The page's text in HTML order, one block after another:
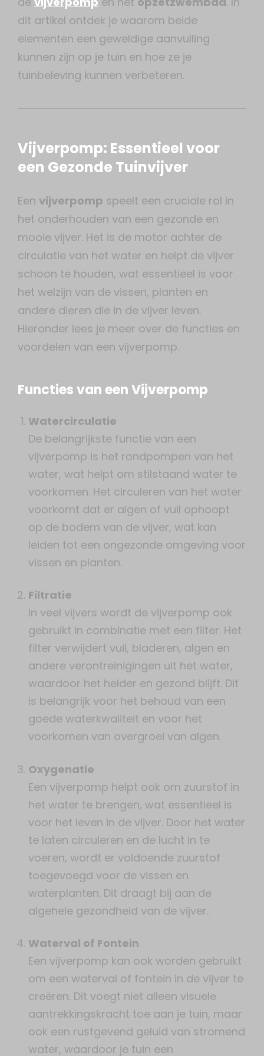
dit artikel ontdek je waarom beide
elementen een geweldige aanvulling
kunnen zijn op je tuin en hoe ze je
tuinbeleving kunnen verbeteren.
Vijverpomp: Essentieel voor
een Gezonde Tuinvijver
Een vijverpomp speelt een cruciale rol in
het onderhouden van een gezonde en
mooie vijver. Het is de motor achter de
circulatie van het water en helpt de vijver
schoon te houden, wat essentieel is voor
het welzijn van de vissen, planten en
andere dieren die in de vijver leven.
Hieronder lees je meer over de functies en
voordelen van een vijverpomp.
Functies van een Vijverpomp
Watercirculatie
De belangrijkste functie van een
vijverpomp is het rondpompen van het
water, wat helpt om stilstaand water te
voorkomen. Het circuleren van het water
voorkomt dat er algen of vuil ophoopt
op de bodem van de vijver, wat kan
leiden tot een ongezonde omgeving voor
vissen en planten.
Filtratie
In veel vijvers wordt de vijverpomp ook
gebruikt in combinatie met een filter. Het
filter verwijdert vuil, bladeren, algen en
andere verontreinigingen uit het water,
waardoor het helder en gezond blijft. Dit
is belangrijk voor het behoud van een
goede waterkwaliteit en voor het
voorkomen van overgroei van algen.
Oxygenatie
Een vijverpomp helpt ook om zuurstof in
het water te brengen, wat essentieel is
voor het leven in de vijver. Door het water
te laten circuleren en de lucht in te
voeren, wordt er voldoende zuurstof
toegevoegd voor de vissen en
waterplanten. Dit draagt bij aan de
algehele gezondheid van de vijver.
Waterval of Fontein
Een vijverpomp kan ook worden gebruikt
om een waterval of fontein in de vijver te
creëren. Dit voegt niet alleen visuele
aantrekkingskracht toe aan je tuin, maar
ook een rustgevend geluid van stromend
water, waardoor je tuin een